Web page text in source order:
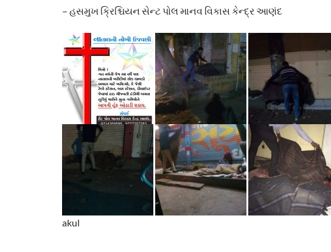
– હસમુખ ક્રિશ્ચિયન સેન્ટ પોલ માનવ વિકાસ કેન્દ્ર આણંદ
akul